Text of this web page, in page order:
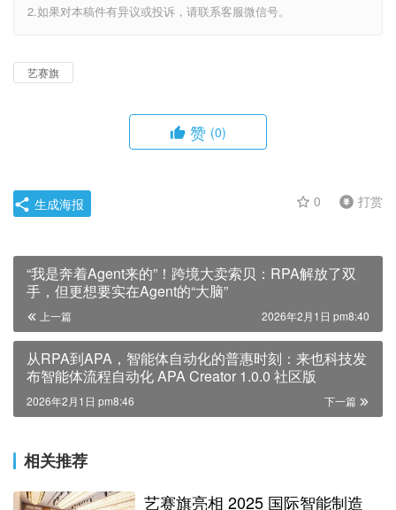
2.如果对本稿件有异议或投诉，请联系客服微信号。
艺赛旗
赞 (0)
0 打赏
生成海报
“我是奔着Agent来的”！跨境大卖索贝：RPA解放了双
手，但更想要实在Agent的“大脑”
上一篇 2026年2月1日 pm8:40
从RPA到APA，智能体自动化的普惠时刻：来也科技发
布智能体流程自动化 APA Creator 1.0.0 社区版
下一篇
2026年2月1日 pm8:46
相关推荐
艺赛旗亮相 2025 国际智能制造